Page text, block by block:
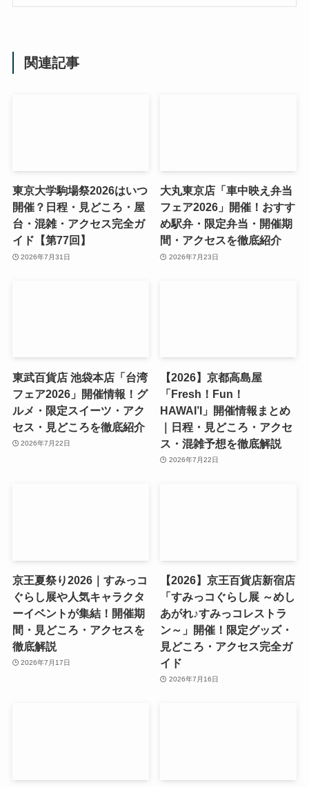
関連記事
東京大学駒場祭2026はいつ
開催？日程・見どころ・屋
台・混雑・アクセス完全ガ
イド【第77回】
2026年7月31日
大丸東京店「車中映え弁当
フェア2026」開催！おすす
め駅弁・限定弁当・開催期
間・アクセスを徹底紹介
2026年7月23日
東武百貨店 池袋本店「台湾
フェア2026」開催情報！グ
ルメ・限定スイーツ・アク
セス・見どころを徹底紹介
2026年7月22日
【2026】京都高島屋
「Fresh！Fun！
HAWAI’I」開催情報まとめ
｜日程・見どころ・アクセ
ス・混雑予想を徹底解説
2026年7月22日
京王夏祭り2026｜すみっコ
ぐらし展や人気キャラクタ
ーイベントが集結！開催期
間・見どころ・アクセスを
徹底解説
2026年7月17日
【2026】京王百貨店新宿店
「すみっコぐらし展 ～めし
あがれ♪すみっコレストラ
ン～」開催！限定グッズ・
見どころ・アクセス完全ガ
イド
2026年7月16日